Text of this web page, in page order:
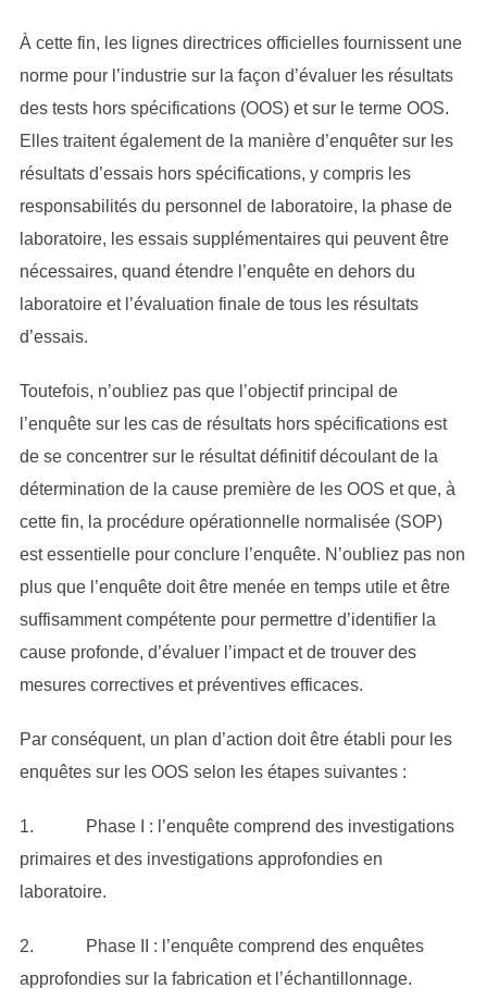
À cette fin, les lignes directrices officielles fournissent une
norme pour l’industrie sur la façon d’évaluer les résultats
des tests hors spécifications (OOS) et sur le terme OOS.
Elles traitent également de la manière d’enquêter sur les
résultats d’essais hors spécifications, y compris les
responsabilités du personnel de laboratoire, la phase de
laboratoire, les essais supplémentaires qui peuvent être
nécessaires, quand étendre l’enquête en dehors du
laboratoire et l’évaluation finale de tous les résultats
d’essais.
Toutefois, n’oubliez pas que l’objectif principal de
l’enquête sur les cas de résultats hors spécifications est
de se concentrer sur le résultat définitif découlant de la
détermination de la cause première de les OOS et que, à
cette fin, la procédure opérationnelle normalisée (SOP)
est essentielle pour conclure l’enquête. N’oubliez pas non
plus que l’enquête doit être menée en temps utile et être
suffisamment compétente pour permettre d’identifier la
cause profonde, d’évaluer l’impact et de trouver des
mesures correctives et préventives efficaces.
Par conséquent, un plan d’action doit être établi pour les
enquêtes sur les OOS selon les étapes suivantes :
1. Phase I : l’enquête comprend des investigations
primaires et des investigations approfondies en
laboratoire.
2. Phase II : l’enquête comprend des enquêtes
approfondies sur la fabrication et l’échantillonnage.